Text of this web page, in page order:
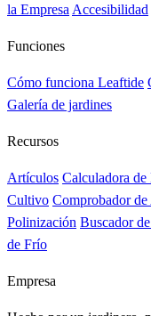
la Empresa Accesibilidad
Funciones
Cómo funciona Leaftide
Galería de jardines
Recursos
Artículos Calculadora de
Cultivo Comprobador
Polinización Buscador
de Frío
Empresa